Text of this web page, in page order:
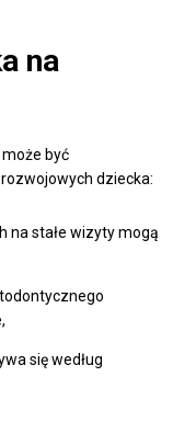
na
być
dziecka:
na stałe wizyty mogą
się według